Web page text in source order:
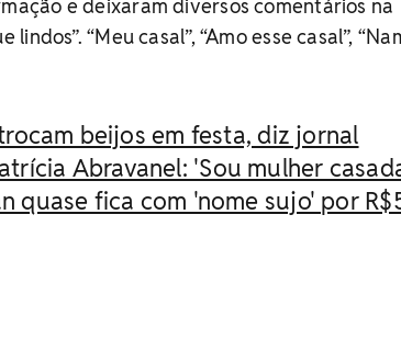
e deixaram diversos comentários na
“Meu casal”, “Amo esse casal”,
beijos em festa, diz jornal
Abravanel: 'Sou mulher
quase fica com 'nome sujo' por